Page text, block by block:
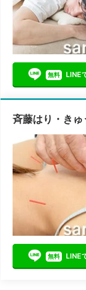
無料 LINE
斉藤はり・き
無料 LINE